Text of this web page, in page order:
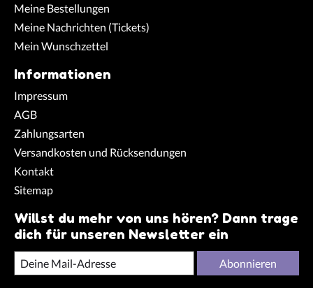
Meine Bestellungen
Meine Nachrichten (Tickets)
Mein Wunschzettel
Informationen
Impressum
AGB
Zahlungsarten
Versandkosten und Rücksendungen
Kontakt
Sitemap
Willst du mehr von uns hören? Dann trage
dich für unseren Newsletter ein
Abonnieren